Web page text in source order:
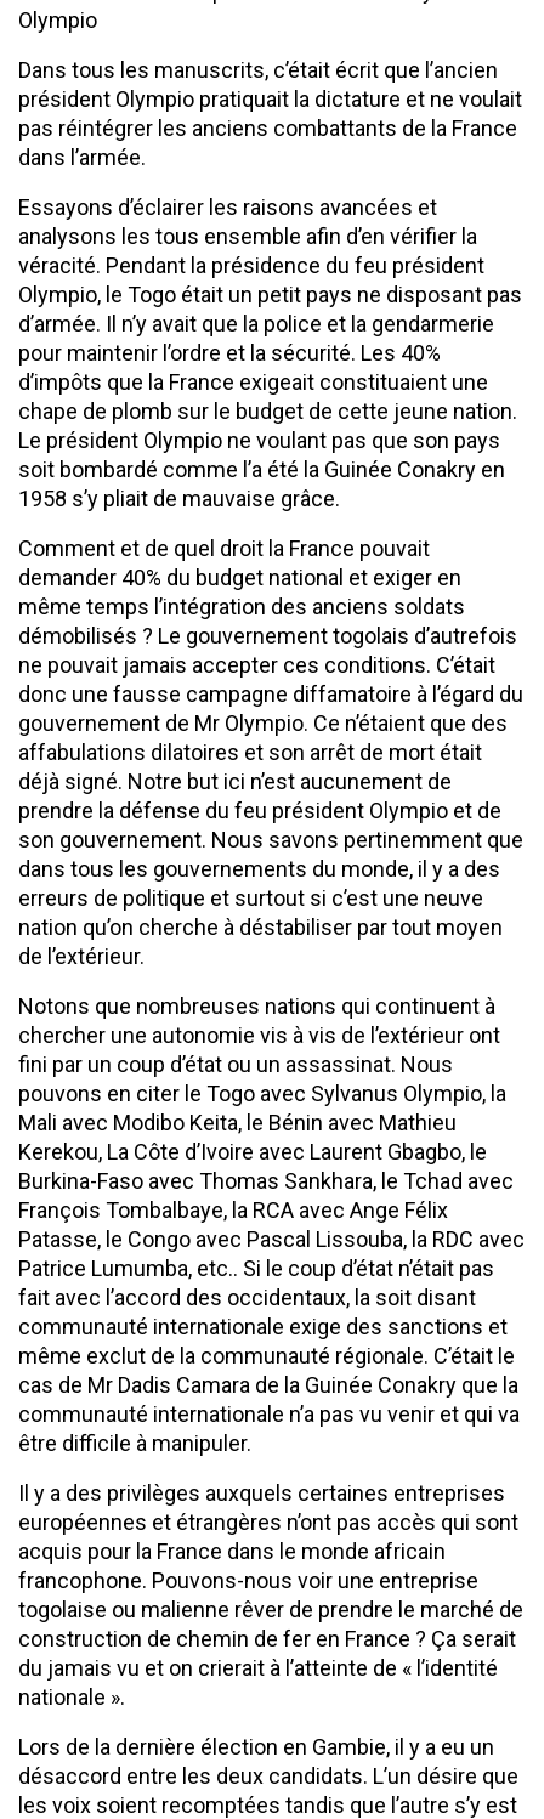
Olympio
Dans tous les manuscrits, c’était écrit que l’ancien
président Olympio pratiquait la dictature et ne voulait
pas réintégrer les anciens combattants de la France
dans l’armée.
Essayons d’éclairer les raisons avancées et
analysons les tous ensemble afin d’en vérifier la
véracité. Pendant la présidence du feu président
Olympio, le Togo était un petit pays ne disposant pas
d’armée. Il n’y avait que la police et la gendarmerie
pour maintenir l’ordre et la sécurité. Les 40%
d’impôts que la France exigeait constituaient une
chape de plomb sur le budget de cette jeune nation.
Le président Olympio ne voulant pas que son pays
soit bombardé comme l’a été la Guinée Conakry en
1958 s’y pliait de mauvaise grâce.
Comment et de quel droit la France pouvait
demander 40% du budget national et exiger en
même temps l’intégration des anciens soldats
démobilisés ? Le gouvernement togolais d’autrefois
ne pouvait jamais accepter ces conditions. C’était
donc une fausse campagne diffamatoire à l’égard du
gouvernement de Mr Olympio. Ce n’étaient que des
affabulations dilatoires et son arrêt de mort était
déjà signé. Notre but ici n’est aucunement de
prendre la défense du feu président Olympio et de
son gouvernement. Nous savons pertinemment que
dans tous les gouvernements du monde, il y a des
erreurs de politique et surtout si c’est une neuve
nation qu’on cherche à déstabiliser par tout moyen
de l’extérieur.
Notons que nombreuses nations qui continuent à
chercher une autonomie vis à vis de l’extérieur ont
fini par un coup d’état ou un assassinat. Nous
pouvons en citer le Togo avec Sylvanus Olympio, la
Mali avec Modibo Keita, le Bénin avec Mathieu
Kerekou, La Côte d’Ivoire avec Laurent Gbagbo, le
Burkina-Faso avec Thomas Sankhara, le Tchad avec
François Tombalbaye, la RCA avec Ange Félix
Patasse, le Congo avec Pascal Lissouba, la RDC avec
Patrice Lumumba, etc.. Si le coup d’état n’était pas
fait avec l’accord des occidentaux, la soit disant
communauté internationale exige des sanctions et
même exclut de la communauté régionale. C’était le
cas de Mr Dadis Camara de la Guinée Conakry que la
communauté internationale n’a pas vu venir et qui va
être difficile à manipuler.
Il y a des privilèges auxquels certaines entreprises
européennes et étrangères n’ont pas accès qui sont
acquis pour la France dans le monde africain
francophone. Pouvons-nous voir une entreprise
togolaise ou malienne rêver de prendre le marché de
construction de chemin de fer en France ? Ça serait
du jamais vu et on crierait à l’atteinte de « l’identité
nationale ».
Lors de la dernière élection en Gambie, il y a eu un
désaccord entre les deux candidats. L’un désire que
les voix soient recomptées tandis que l’autre s’y est